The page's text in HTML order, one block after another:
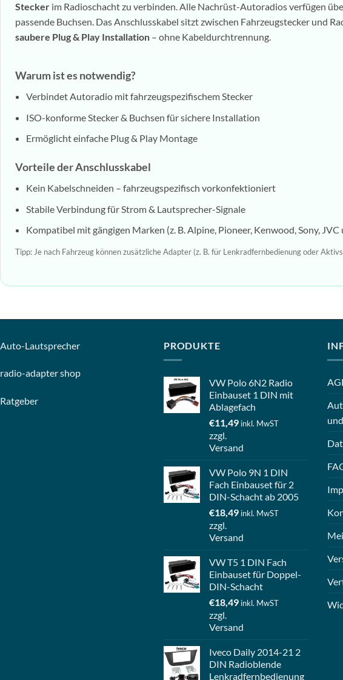
Stecker im Radioschacht zu verbinden. Alle Nachrüst-Autoradios verfügen
passende Buchsen. Das Anschlusskabel sitzt zwischen Fahrzeugstecker und
saubere Plug & Play Installation – ohne Kabeldurchtrennung.
Warum ist es notwendig?
Verbindet Autoradio mit fahrzeugspezifischem Stecker
ISO-konforme Stecker & Buchsen für sichere Installation
Ermöglicht einfache Plug & Play Montage
Vorteile der Anschlusskabel
Kein Kabelschneiden – fahrzeugspezifisch vorkonfektioniert
Stabile Verbindung für Strom & Lautsprecher-Signale
Kompatibel mit gängigen Marken (z. B. Alpine, Pioneer, Kenwood, Sony, JVC
Tipp: Je nach Fahrzeug können zusätzliche Adapter (z. B. für Lenkradfernbedienung oder
Auto-Lautsprecher
radio-adapter shop
Ratgeber
PRODUKTE
VW Polo 6N2 Radio
Einbauset 1 DIN mit
Ablagefach
€11,49 inkl. MwST
zzgl.
Versand
VW Polo 9N 1 DIN
Fach Einbauset für 2
DIN-Schacht ab 2005
€18,49 inkl. MwST
zzgl.
Versand
VW T5 1 DIN Fach
Einbauset für Doppel-
DIN-Schacht
€18,49 inkl. MwST
zzgl.
Versand
Iveco Daily 2014-21 2
DIN Radioblende
Lenkradfernbedienung